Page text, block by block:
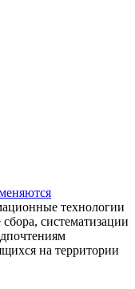
технологии
систематизации
на территории